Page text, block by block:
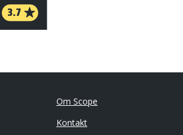
3.7
Om Scope
Kontakt